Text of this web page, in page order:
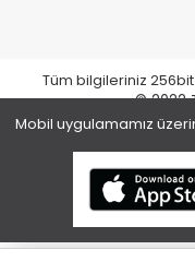
Tüm bilgileriniz 256bit
© 2022
Mobil uygulamamız
superKET E-ticaret